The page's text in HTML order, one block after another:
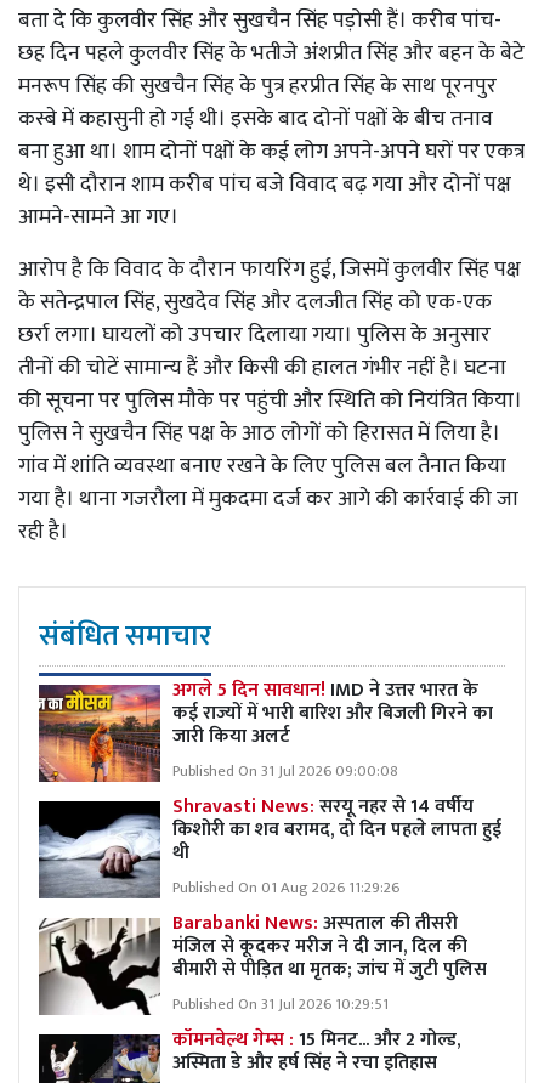
बता दे कि कुलवीर सिंह और सुखचैन सिंह पड़ोसी हैं। करीब पांच-
छह दिन पहले कुलवीर सिंह के भतीजे अंशप्रीत सिंह और बहन के बेटे
मनरूप सिंह की सुखचैन सिंह के पुत्र हरप्रीत सिंह के साथ पूरनपुर
कस्बे में कहासुनी हो गई थी। इसके बाद दोनों पक्षों के बीच तनाव
बना हुआ था। शाम दोनों पक्षों के कई लोग अपने-अपने घरों पर एकत्र
थे। इसी दौरान शाम करीब पांच बजे विवाद बढ़ गया और दोनों पक्ष
आमने-सामने आ गए।
आरोप है कि विवाद के दौरान फायरिंग हुई, जिसमें कुलवीर सिंह पक्ष
के सतेन्द्रपाल सिंह, सुखदेव सिंह और दलजीत सिंह को एक-एक
छर्रा लगा। घायलों को उपचार दिलाया गया। पुलिस के अनुसार
तीनों की चोटें सामान्य हैं और किसी की हालत गंभीर नहीं है। घटना
की सूचना पर पुलिस मौके पर पहुंची और स्थिति को नियंत्रित किया।
पुलिस ने सुखचैन सिंह पक्ष के आठ लोगों को हिरासत में लिया है।
गांव में शांति व्यवस्था बनाए रखने के लिए पुलिस बल तैनात किया
गया है। थाना गजरौला में मुकदमा दर्ज कर आगे की कार्रवाई की जा
रही है।
संबंधित समाचार
अगले 5 दिन सावधान! IMD ने उत्तर भारत के
कई राज्यों में भारी बारिश और बिजली गिरने का
जारी किया अलर्ट
Published On 31 Jul 2026 09:00:08
Shravasti News:सरयू नहर से 14 वर्षीय
किशोरी का शव बरामद, दो दिन पहले लापता हुई
थी
Published On 01 Aug 2026 11:29:26
Barabanki News:अस्पताल की तीसरी
मंजिल से कूदकर मरीज ने दी जान, दिल की
बीमारी से पीड़ित था मृतक; जांच में जुटी पुलिस
Published On 31 Jul 2026 10:29:51
कॉमनवेल्थ गेम्स :15 मिनट... और 2 गोल्ड,
अस्मिता डे और हर्ष सिंह ने रचा इतिहास